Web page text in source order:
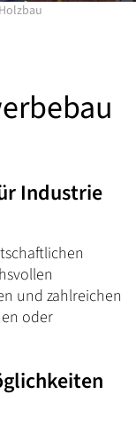
Industrie
und zahlreichen
oder